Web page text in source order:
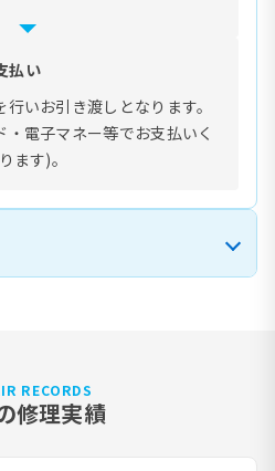
払い
いお引き渡しとなります。
電子マネー等でお支払いく
ます)。
RECORDS
修理実績